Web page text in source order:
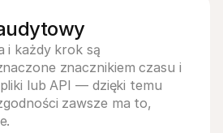
i każdy krok są
znacznikiem czasu i
lub API — dzięki temu
zawsze ma to,